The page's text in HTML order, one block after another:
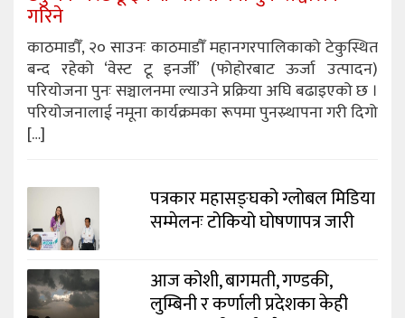
गरिने
काठमाडौँ, २० साउनः काठमाडौँ महानगरपालिकाको टेकुस्थित
बन्द रहेको ‘वेस्ट टू इनर्जी’ (फोहोरबाट ऊर्जा उत्पादन)
परियोजना पुनः सञ्चालनमा ल्याउने प्रक्रिया अघि बढाइएको छ ।
परियोजनालाई नमूना कार्यक्रमका रूपमा पुनस्र्थापना गरी दिगो
[…]
पत्रकार महासङ्घको ग्लोबल मिडिया
सम्मेलनः टोकियो घोषणापत्र जारी
आज कोशी, बागमती, गण्डकी,
लुम्बिनी र कर्णाली प्रदेशका केही